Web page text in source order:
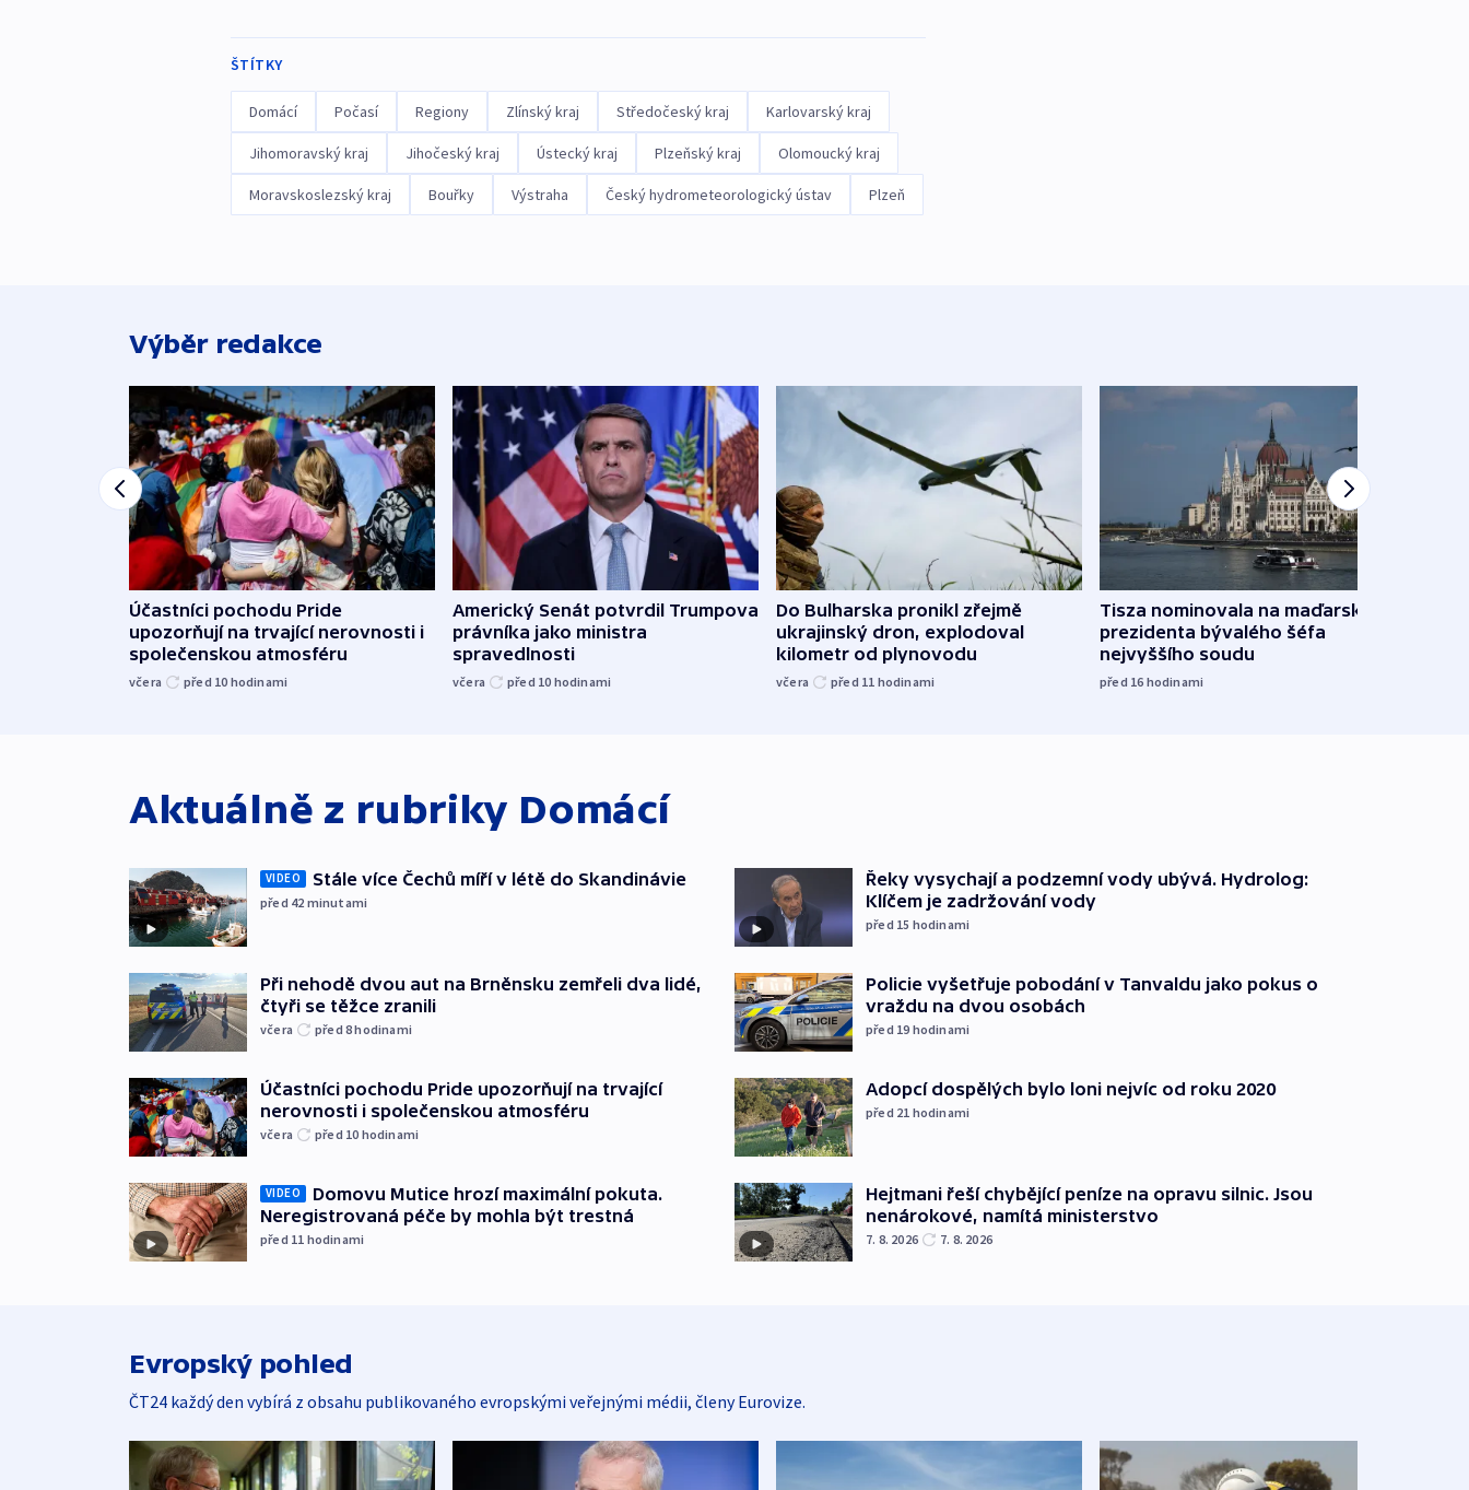
ŠTÍTKY
Domácí Počasí Regiony Zlínský kraj Středočeský kraj Karlovarský kraj
Jihomoravský kraj Jihočeský kraj Ústecký kraj Plzeňský kraj Olomoucký kraj
Moravskoslezský kraj Bouřky Výstraha Český hydrometeorologický ústav Plzeň
Výběr redakce
Účastníci pochodu Pride
upozorňují na trvající nerovnosti i
společenskou atmosféru
včera před 10 hodinami
Americký Senát potvrdil Trumpova
právníka jako ministra
spravedlnosti
včera před 10 hodinami
Do Bulharska pronikl zřejmě
ukrajinský dron, explodoval
kilometr od plynovodu
včera před 11 hodinami
Tisza nominovala na maďarského
prezidenta bývalého šéfa
nejvyššího soudu
před 16 hodinami
Aktuálně z rubriky Domácí
VIDEO Stále více Čechů míří v létě do Skandinávie
před 42 minutami
Při nehodě dvou aut na Brněnsku zemřeli dva lidé,
čtyři se těžce zranili
včera před 8hodinami
Účastníci pochodu Pride upozorňují na trvající
nerovnosti i společenskou atmosféru
včera před 10 hodinami
VIDEO
Domovu Mutice hrozí maximální pokuta.
Neregistrovaná péče by mohla být trestná
před 11 hodinami
Řeky vysychají a podzemní vody ubývá. Hydrolog:
Klíčem je zadržování vody
před 15 hodinami
Policie vyšetřuje pobodání v Tanvaldu jako pokus o
vraždu na dvou osobách
před 19 hodinami
Adopcí dospělých bylo loni nejvíc od roku 2020
před 21 hodinami
Hejtmani řeší chybějící peníze na opravu silnic. Jsou
nenárokové, namítá ministerstvo
7. 8. 2026 7. 8. 2026
Evropský pohled
ČT24 každý den vybírá z obsahu publikovaného evropskými veřejnými médii, členy Eurovize.